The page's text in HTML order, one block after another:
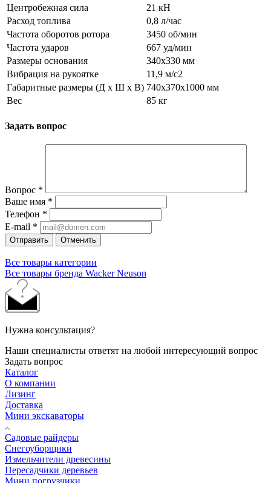
Центробежная сила
21 кН
Расход топлива
0,8 л/час
Частота оборотов ротора
3450 об/мин
Частота ударов
667 уд/мин
Размеры основания
340х330 мм
Вибрация на рукоятке
11,9 м/с2
Габаритные размеры (Д x Ш x В) 740х370х1000 мм
Вес
85 кг
Задать вопрос
Вопрос *
Ваше имя *
Телефон *
E-mail *
Отправить Отменить
Все товары категории
Все товары бренда Wacker Neuson
Нужна консультация?
Наши специалисты ответят на любой интересующий вопрос
Задать вопрос
Каталог
О компании
Лизинг
Доставка
Мини экскаваторы
Садовые райдеры
Снегоуборщики
Измельчители древесины
Пересадчики деревьев